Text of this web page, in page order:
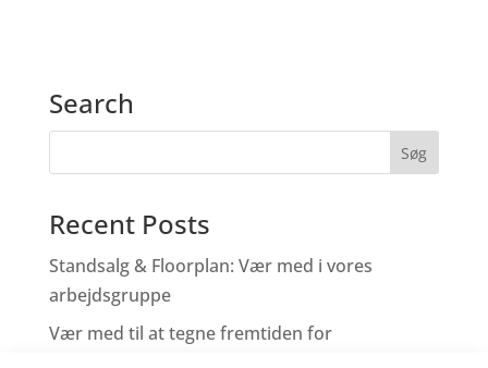
Search
Recent Posts
Standsalg & Floorplan: Vær med i vores
arbejdsgruppe
Vær med til at tegne fremtiden for